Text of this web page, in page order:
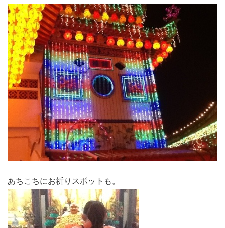
あちこちにお祈りスポットも。